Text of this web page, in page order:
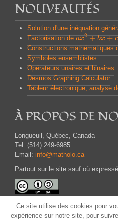
NOUVEAUTÉS
Solution d'une inéquation
Factorisation deax2 + bx + c
ax2+bx +c
Constructions mathématiques
Symboles ensemblistes
Opérateurs unaires et binaires
Desmos Graphing Calculator
Tableur électronique, analyse
À PROPOS DE
Longueuil, Québec, Canada
Tel: (514) 249-6985
Email: info@matholo.ca
Partout sur le site sauf où
Attribution - Partage dans les
CC BY-SA
Ce site utilise des cookies pour
expérience sur notre site, pour suivre